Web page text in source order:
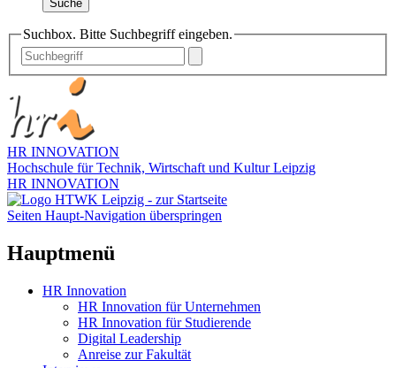
Suche
Suchbox. Bitte Suchbegriff eingeben.
HR INNOVATION
Hochschule für Technik, Wirtschaft und Kultur Leipzig
HR INNOVATION
Seiten Haupt-Navigation überspringen
Hauptmenü
HR Innovation
HR Innovation für Unternehmen
HR Innovation für Studierende
Digital Leadership
Anreise zur Fakultät